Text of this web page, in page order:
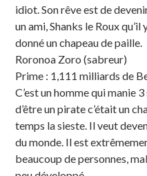
idiot. Son rêve est de
un ami, Shanks le Roux
donné un chapeau de paille.
Roronoa Zoro (sabreur)
Prime : 1,111 milliards de
C’est un homme qui manie
d’être un pirate c’était un
temps la sieste. Il veut
du monde. Il est
beaucoup de personnes,